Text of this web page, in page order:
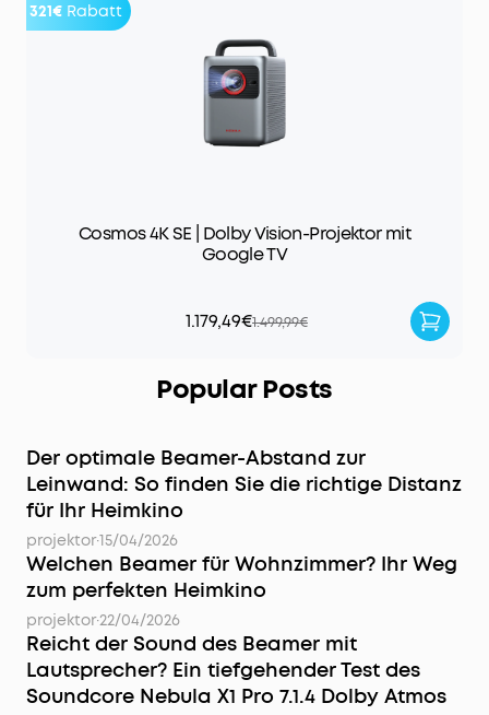
321€ Rabatt
Cosmos 4K SE | Dolby Vision-Projektor mit
Google TV
1.179,49€1.499,99€
Popular Posts
Der optimale Beamer-Abstand zur
Leinwand: So finden Sie die richtige Distanz
für Ihr Heimkino
projektor·15/04/2026
Welchen Beamer für Wohnzimmer? Ihr Weg
zum perfekten Heimkino
projektor·22/04/2026
Reicht der Sound des Beamer mit
Lautsprecher? Ein tiefgehender Test des
Soundcore Nebula X1 Pro 7.1.4 Dolby Atmos